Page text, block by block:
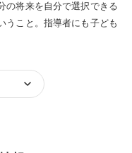
の将来を自分で選択できる
うこと。指導者にも子ども